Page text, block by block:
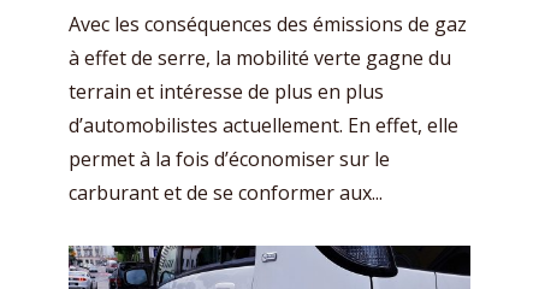
Avec les conséquences des émissions de gaz
à effet de serre, la mobilité verte gagne du
terrain et intéresse de plus en plus
d’automobilistes actuellement. En effet, elle
permet à la fois d’économiser sur le
carburant et de se conformer aux...